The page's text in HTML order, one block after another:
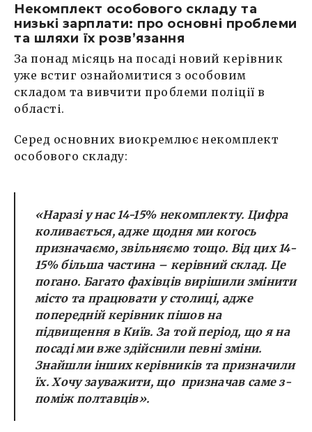
Некомплект особового складу та
низькі зарплати: про основні проблеми
та шляхи їх розв’язання
За понад місяць на посаді новий керівник
уже встиг ознайомитися з особовим
складом та вивчити проблеми поліції в
області.
Серед основних виокремлює некомплект
особового складу:
«Наразі у нас 14-15% некомплекту. Цифра
коливається, адже щодня ми когось
призначаємо, звільняємо тощо. Від цих 14-
15% більша частина – керівний склад. Це
погано. Багато фахівців вирішили змінити
місто та працювати у столиці, адже
попередній керівник пішов на
підвищення в Київ. За той період, що я на
посаді ми вже здійснили певні зміни.
Знайшли інших керівників та призначили
їх. Хочу зауважити, що призначав саме з-
поміж полтавців».